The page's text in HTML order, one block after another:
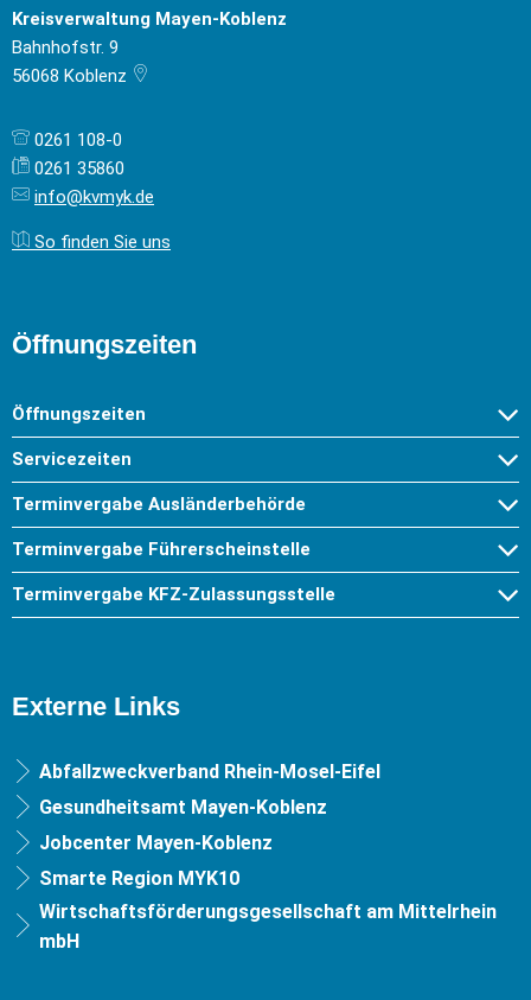
Kreisverwaltung Mayen-Koblenz
Bahnhofstr. 9
56068 Koblenz
0261 108-0
0261 35860
info@kvmyk.de
So finden Sie uns
Öffnungszeiten
Öffnungszeiten
Servicezeiten
Terminvergabe Ausländerbehörde
Terminvergabe Führerscheinstelle
Terminvergabe KFZ-Zulassungsstelle
Externe Links
Abfallzweckverband Rhein-Mosel-Eifel
Gesundheitsamt Mayen-Koblenz
Jobcenter Mayen-Koblenz
Smarte Region MYK10
Wirtschaftsförderungsgesellschaft am Mittelrhein
mbH